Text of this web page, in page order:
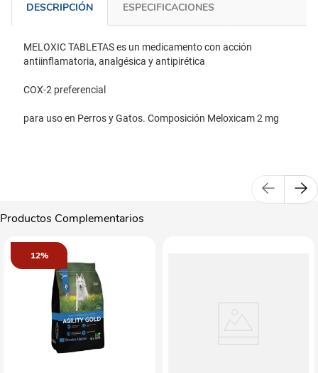
DESCRIPCIÓN ESPECIFICACIONES
MELOXIC TABLETAS es un medicamento con acción
antiinflamatoria, analgésica y antipirética
COX-2 preferencial
para uso en Perros y Gatos. Composición Meloxicam 2 mg
Productos Complementarios
12%